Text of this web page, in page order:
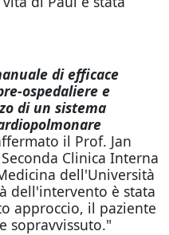
di efficace
ospedaliere e
di un sistema
il Prof. Jan
Clinica Interna
dell'Università
dell'intervento è stata
approccio, il paziente
sopravvissuto."